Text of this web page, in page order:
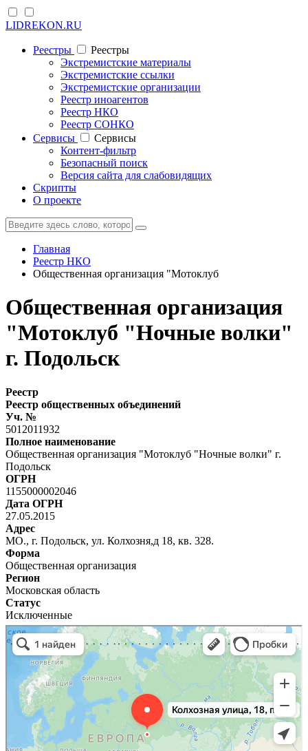
LIDREKON.RU
Реестры
Реестры
Экстремистские материалы
Экстремистские ссылки
Экстремистские организации
Реестр иноагентов
Реестр НКО
Реестр СОНКО
Cервисы
Cервисы
Контент-фильтр
Безопасный поиск
Версия сайта для слабовидящих
Скрипты
О проекте
Главная
Реестр НКО
Общественная организация "Мотоклуб
Общественная организация
"Мотоклуб "Ночные волки"
г. Подольск
Реестр
Реестр общественных объединений
Уч. №
5012011932
Полное наименование
Общественная организация "Мотоклуб "Ночные волки" г.
Подольск
ОГРН
1155000002046
Дата ОГРН
27.05.2015
Адрес
МО., г. Подольск, ул. Колхозня,д 18, кв. 328.
Форма
Общественная организация
Регион
Московская область
Статус
Исключенные